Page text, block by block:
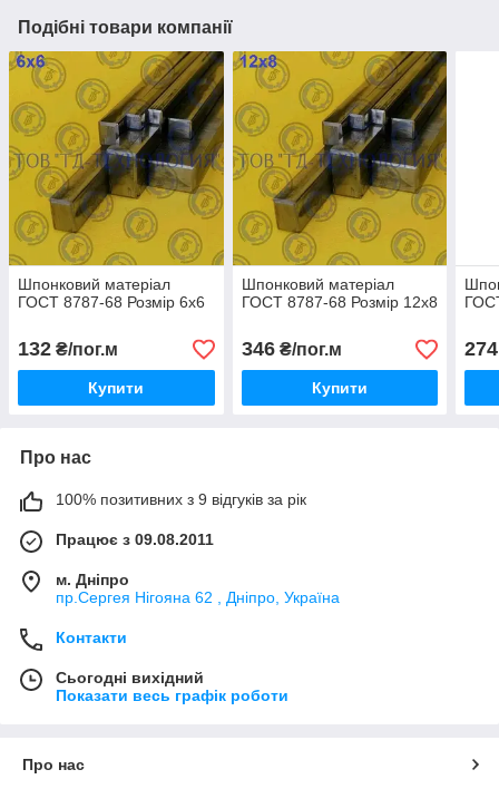
Подібні товари компанії
Шпонковий матеріал
ГОСТ 8787-68 Розмір 6х6
132 ₴/пог.м
Купити
Шпонковий матеріал
ГОСТ 8787-68 Розмір 12х8
346₴/пог.м
Купити
274
Про нас
100% позитивних з 9 відгуків за рік
Працює з 09.08.2011
м. Дніпро
пр.Сергея Нігояна 62 , Дніпро, Україна
Контакти
Сьогодні вихідний
Показати весь графік роботи
Про нас